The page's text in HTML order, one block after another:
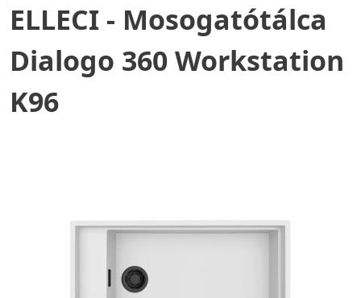
ELLECI - Mosogatótálca
Dialogo 360 Workstation
K96